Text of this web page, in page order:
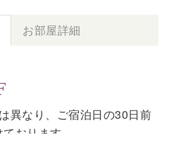
お部屋詳細
異なり、ご宿泊日の30日前
おります。